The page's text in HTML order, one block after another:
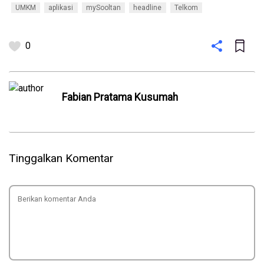
UMKM aplikasi mySooltan headline Telkom
0
Fabian Pratama Kusumah
Tinggalkan Komentar